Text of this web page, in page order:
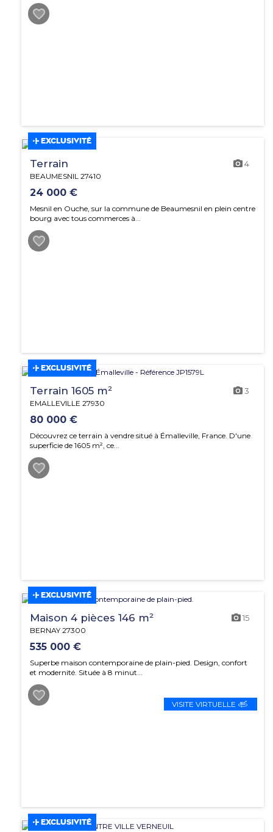
EXCLUSIVITÉ
Terrain 4
BEAUMESNIL 27410
24 000 €
Mesnil en Ouche, sur la commune de Beaumesnil en plein centre
bourg avec tous commerces à...
EXCLUSIVITÉ
Terrain 1605 m² 3
EMALLEVILLE 27930
80 000 €
Découvrez ce terrain à vendre situé à Émalleville, France. D'une
superficie de 1605 m², ce...
EXCLUSIVITÉ
VISITE VIRTUELLE
Maison 4 pièces 146 m² 15
BERNAY 27300
535 000 €
Superbe maison contemporaine de plain-pied. Design, confort
et modernité. Située à 8 minut...
EXCLUSIVITÉ